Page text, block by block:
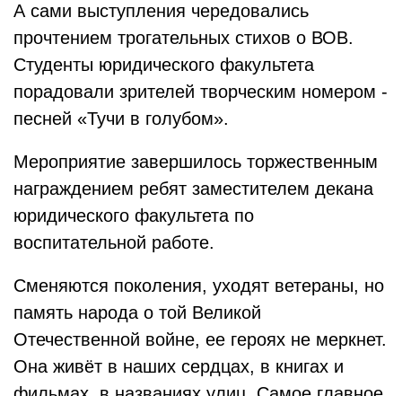
А сами выступления чередовались
прочтением трогательных стихов о ВОВ.
Студенты юридического факультета
порадовали зрителей творческим номером -
песней «Тучи в голубом».
Мероприятие завершилось торжественным
награждением ребят заместителем декана
юридического факультета по
воспитательной работе.
Сменяются поколения, уходят ветераны, но
память народа о той Великой
Отечественной войне, ее героях не меркнет.
Она живёт в наших сердцах, в книгах и